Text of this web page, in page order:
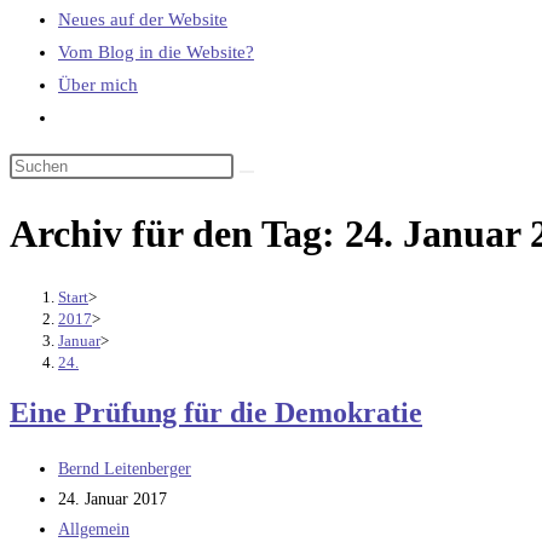
Neues auf der Website
Vom Blog in die Website?
Über mich
umschalten
Archiv für den Tag: 24. Januar
Start>
2017>
Januar>
24.
Eine Prüfung für die Demokratie
Beitrags-
Autor:
Bernd Leitenberger
Beitrag
veröffentlicht:
24. Januar 2017
Beitrags-
Allgemein